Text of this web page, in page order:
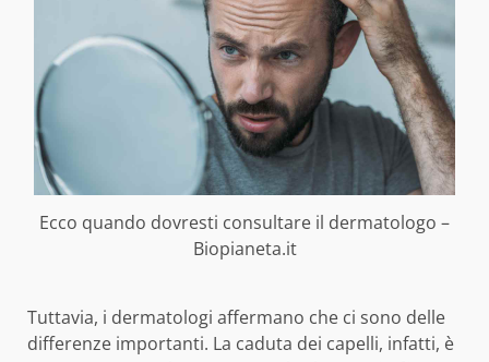
Ecco quando dovresti consultare il dermatologo –
Biopianeta.it
Tuttavia, i dermatologi affermano che ci sono delle
differenze importanti. La caduta dei capelli, infatti, è